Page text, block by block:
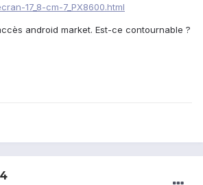
17_8-cm-7_PX8600.html
android market. Est-ce contournable ?